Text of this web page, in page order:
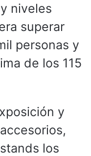
niveles
superar
personas y
de los 115
y
los